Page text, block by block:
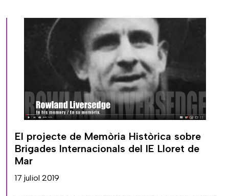
El projecte de Memòria Històrica sobre
Brigades Internacionals del IE Lloret de
Mar
17 juliol 2019